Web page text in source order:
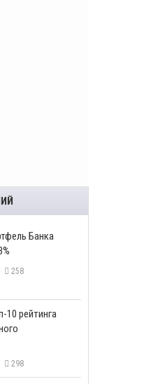
Банка
258
10 рейтинга
298